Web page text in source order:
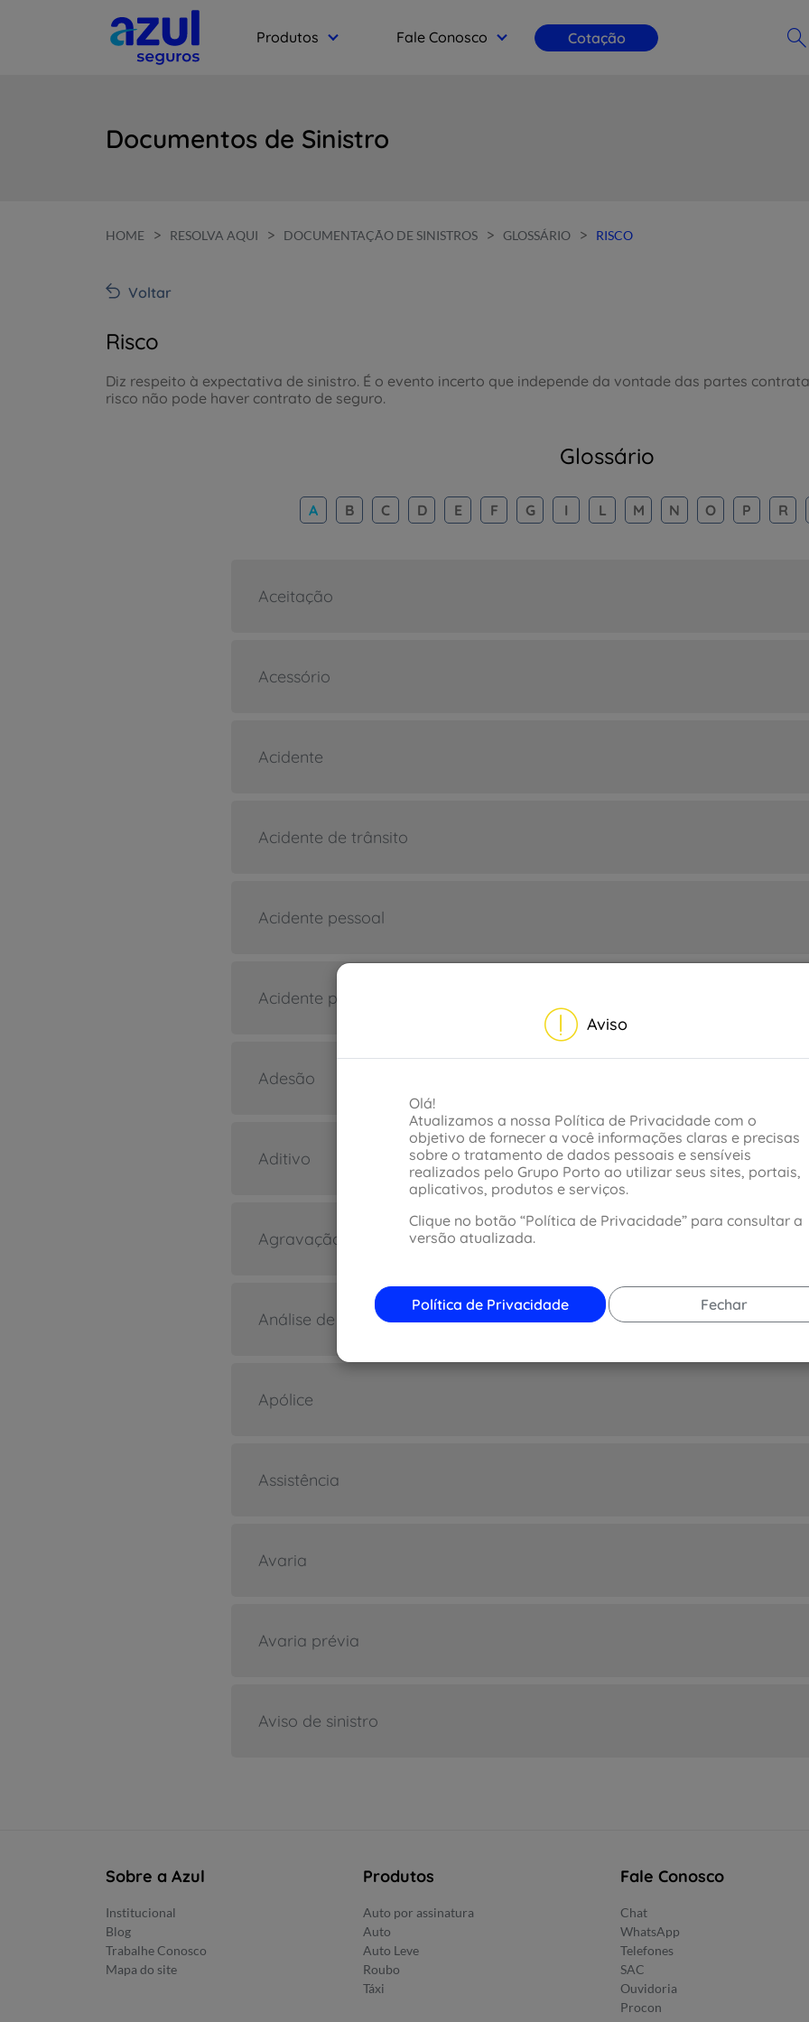
Produtos Fale Conosco Cotação
Documentos de Sinistro
HOME > RESOLVA AQUI > DOCUMENTAÇÃO DE SINISTROS > GLOSSÁRIO > RISCO
Voltar
Risco
Diz respeito à expectativa de sinistro. É o evento incerto que independe da vontade das partes
risco não pode haver contrato de seguro.
Glossário
A B C D E F G I L M N O P R
Aceitação
Acessório
Acidente
Acidente de trânsito
Acidente pessoal
Acidente pessoal de passageiros
Adesão
Aditivo
Agravação de risco
Análise de risco
Apólice
Assistência
Avaria
Avaria prévia
Aviso de sinistro
Sobre a Azul
Institucional
Blog
Trabalhe Conosco
Mapa do site
Produtos
Auto por assinatura
Auto
Auto Leve
Roubo
Táxi
Fale Conosco
Chat
WhatsApp
Telefones
SAC
Ouvidoria
Procon
Aviso
Olá!
Atualizamos a nossa Política de Privacidade com o
objetivo de fornecer a você informações claras e precisas
sobre o tratamento de dados pessoais e sensíveis
realizados pelo Grupo Porto ao utilizar seus sites, portais,
aplicativos, produtos e serviços.
Clique no botão “Política de Privacidade” para consultar a
versão atualizada.
Política de Privacidade Fechar